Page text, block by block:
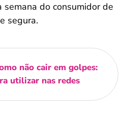
do consumidor de
segura.
não cair em golpes:
utilizar nas redes